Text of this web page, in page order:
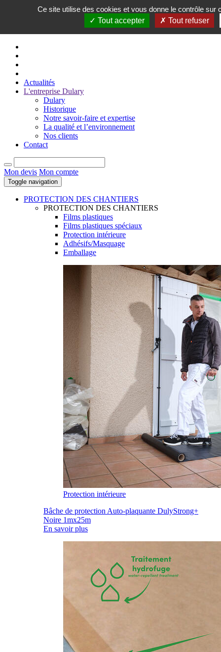
Actualités
L'entreprise Dulary
Dulary
Historique
Notre savoir-faire et expertise
La qualité et l’environnement
Nos clients
Contact
Mon devis Mon compte
Toggle navigation
PROTECTION DES CHANTIERS
PROTECTION DES CHANTIERS
Films plastiques
Films plastiques spéciaux
Protection intérieure
Adhésifs/Masquage
Emballage
Protection intérieure
Bâche de protection Auto-plaquante DulyStrong+
Noire 1mx25m
En savoir plus
Ce site utilise des cookies et vous donne le contrôle sur
Tout accepter
Tout refuser